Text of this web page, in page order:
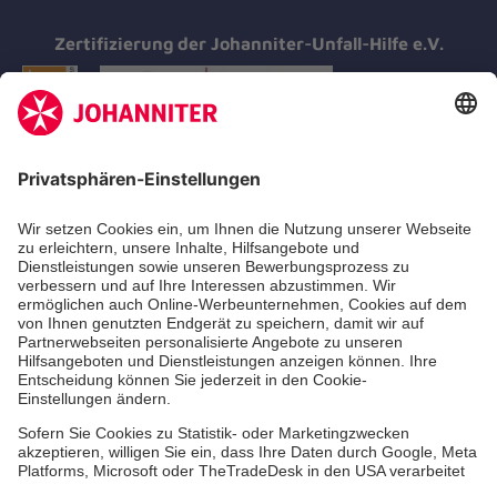
Zertifizierung der Johanniter-Unfall-Hilfe e.V.
Aus- & Fortbildungen
Erste-Hilfe-Kurse
Jobs & Ehrenamt
Freiwilligendienst
Spendenprojekte